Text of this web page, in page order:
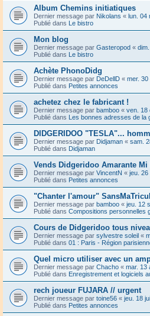
Album Chemins initiatiques
Dernier message par Nikolans « lun. 04
Publié dans Le bistro
Mon blog
Dernier message par Gasteropod «
Publié dans Le bistro
Achète PhonoDidg
Dernier message par DeDellD « mer. 30
Publié dans Petites annonces
achetez chez le fabricant !
Dernier message par bamboo « ven. 18
Publié dans Les bonnes adresses de la
DIDGERIDOO "TESLA"...
Dernier message par Didjaman « sam.
Publié dans Didjaman
Vends Didgeridoo Amarante Mi
Dernier message par VincentN « jeu. 26
Publié dans Petites annonces
"Chanter l'amour"
Dernier message par bamboo « jeu. 12
Publié dans Compositions personnelles
Cours de Didgeridoo tous
Dernier message par sylvestre soleil «
Publié dans 01 : Paris - Région
Quel micro utiliser avec un
Dernier message par Chacho « mar. 13
Publié dans Enregistrement et logiciels
rech joueur FUJARA // urgent
Dernier message par toine56 « jeu. 18
Publié dans Petites annonces